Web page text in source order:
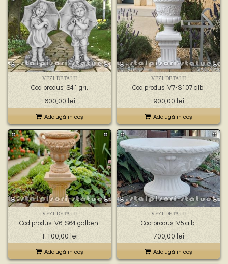
VEZI DETALII
Cod produs: S41 gri.
600,00 lei
Adaugă în coş
VEZI DETALII
Cod produs: V7-S107 alb.
900,00 lei
Adaugă în coş
VEZI DETALII
Cod produs: V6-S64 galben.
1.100,00 lei
Adaugă în coş
VEZI DETALII
Cod produs: V5 alb.
700,00 lei
Adaugă în coş